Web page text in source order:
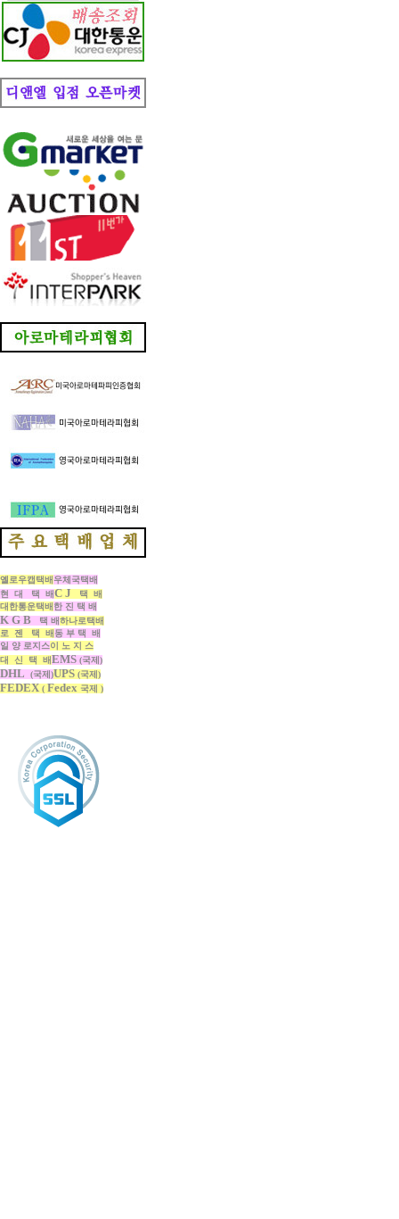
옐로우캡택배우체국택배
현 대 택 배C J 택 배
대한통운택배 한 진 택 배
K G B 택 배하나로택배
로 젠 택 배 동 부 택 배
일 양 로지스이 노 지 스
대 신 택 배EMS (국제)
DHL (국제)UPS(국제)
FEDEX( Fedex 국제 )